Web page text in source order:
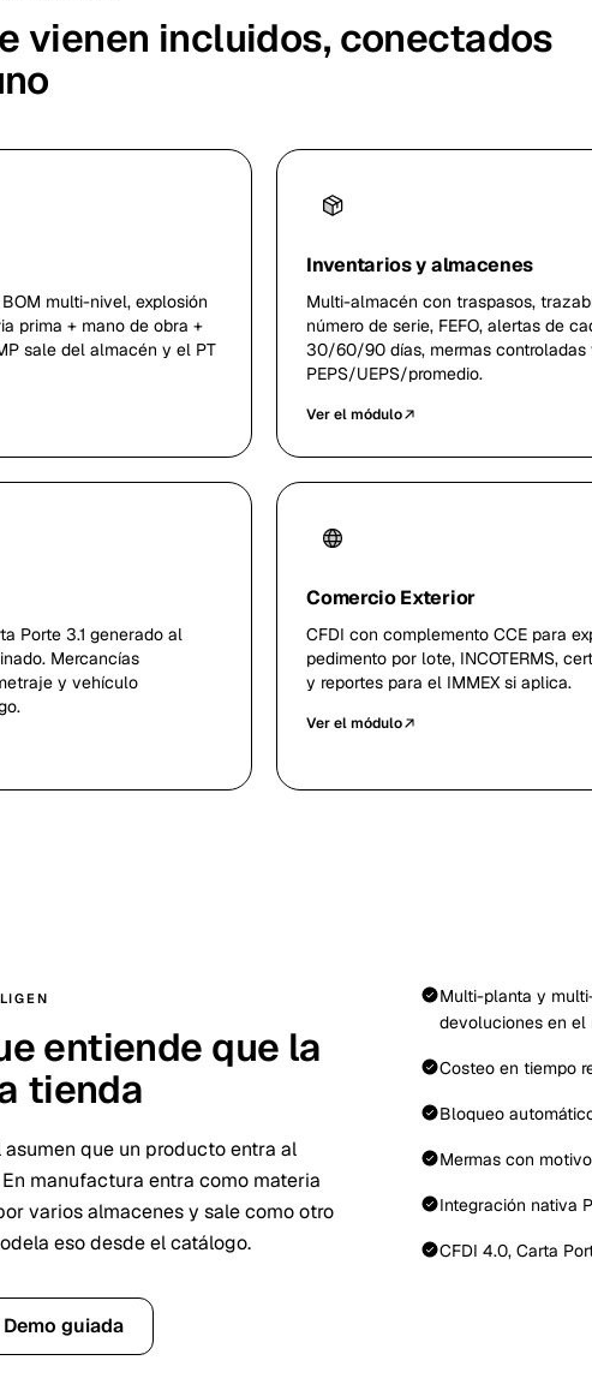
vienen incluidos, conectados
multi-nivel, explosión
prima + mano de obra +
sale del almacén y el PT
Inventarios y almacenes
Multi-almacén con traspasos,
número de serie, FEFO, alertas de
30/60/90 días, mermas controladas
PEPS/UEPS/promedio.
Ver el módulo
Porte 3.1 generado al
Mercancías
y vehículo
Comercio Exterior
CFDI con complemento CCE para
pedimento por lote, INCOTERMS,
y reportes para el IMMEX si aplica.
Ver el módulo
entiende que la
tienda
asumen que un producto entra al
manufactura entra como materia
varios almacenes y sale como otro
eso desde el catálogo.
Demo guiada
Multi-planta y
devoluciones en el
Costeo en tiempo
Bloqueo
Mermas con
Integración nativa
CFDI 4.0, Carta